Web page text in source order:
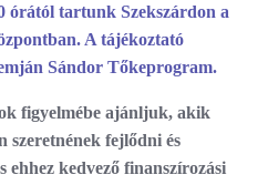
órától tartunk Szekszárdon a
A tájékoztató
Sándor Tőkeprogram.
figyelmébe ajánljuk, akik
szeretnének fejlődni és
kedvező finanszírozási